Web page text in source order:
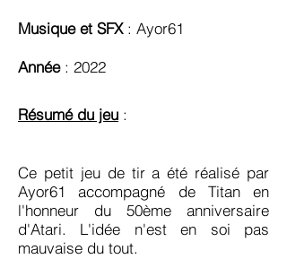
Musique et SFX: Ayor61
Année: 2022
Résumé du jeu :
Ce petit jeu de tir a été réalisé par
Ayor61 accompagné de Titan en
l'honneur du 50ème anniversaire
d'Atari. L'idée n'est en soi pas
mauvaise du tout.